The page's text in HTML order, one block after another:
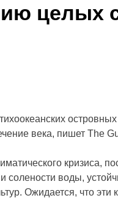
целых
островных
века, пишет The
кризиса,
воды,
Ожидается, что эти